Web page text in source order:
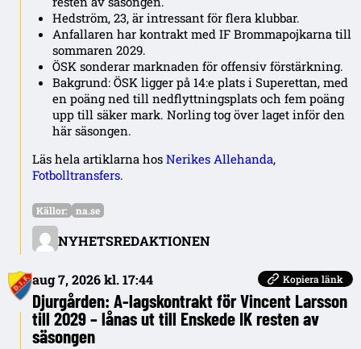
Hedström, 23, är intressant för flera klubbar.
Anfallaren har kontrakt med IF Brommapojkarna till
sommaren 2029.
ÖSK sonderar marknaden för offensiv förstärkning.
Bakgrund: ÖSK ligger på 14:e plats i Superettan, med
en poäng ned till nedflyttningsplats och fem poäng
upp till säker mark. Norling tog över laget inför den
här säsongen.
Läs hela artiklarna hos Nerikes Allehanda,
Fotbolltransfers.
NYHETSREDAKTIONEN
Källor: na.se
aug 7, 2026 kl. 17:44 Kopiera länk
Djurgården: A‑lagskontrakt för Vincent Larsson
till 2029 – lånas ut till Enskede IK resten av
säsongen